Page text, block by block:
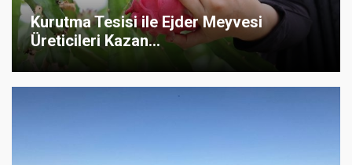
Kurutma Tesisi ile Ejder Meyvesi
Üreticileri Kazan...